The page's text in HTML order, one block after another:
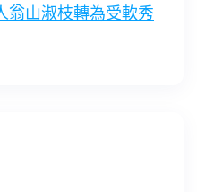
翁山淑枝轉為受軟秀